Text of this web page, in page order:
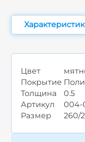
Цвет
Покрытие
Толщина
0.5
Артикул
004-
Размер
260/